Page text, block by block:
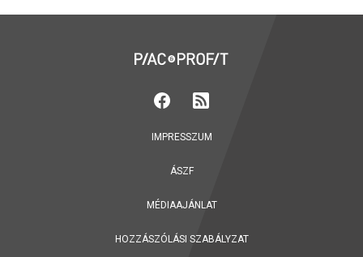
IMPRESSZUM
ÁSZF
MÉDIAAJÁNLAT
HOZZÁSZÓLÁSI SZABÁLYZAT